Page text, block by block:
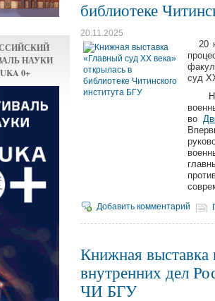
НАУКИ
0+
библиотеке
20.11.2025
20
суд
во
Добавить комментарий
Книжная выставка
внутренних дел
ЧИ БГУ